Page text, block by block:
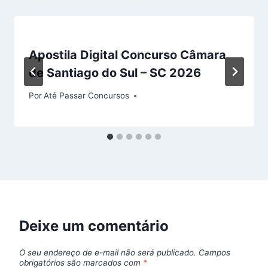
Apostila Digital Concurso Câmara
de Santiago do Sul – SC 2026
PorAté Passar Concursos
Deixe um comentário
O seu endereço de e-mail não será publicado. Campos
obrigatórios são marcados com *